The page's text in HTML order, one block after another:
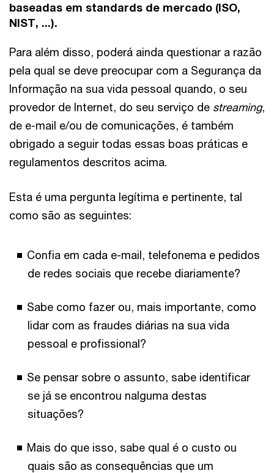
baseadas em standards de mercado (ISO,
NIST, ...).
Para além disso, poderá ainda questionar a razão
pela qual se deve preocupar com a Segurança da
Informação na sua vida pessoal quando, o seu
provedor de Internet, do seu serviço de streaming,
de e-mail e/ou de comunicações, é também
obrigado a seguir todas essas boas práticas e
regulamentos descritos acima.
Esta é uma pergunta legítima e pertinente, tal
como são as seguintes:
Confia em cada e-mail, telefonema e pedidos
de redes sociais que recebe diariamente?
Sabe como fazer ou, mais importante, como
lidar com as fraudes diárias na sua vida
pessoal e profissional?
Se pensar sobre o assunto, sabe identificar
se já se encontrou nalguma destas
situações?
Mais do que isso, sabe qual é o custo ou
quais são as consequências que um